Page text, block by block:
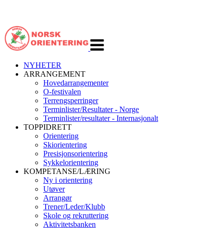
navigasjon
NYHETER
ARRANGEMENT
Hovedarrangementer
O-festivalen
Terrengsperringer
Terminlister/Resultater - Norge
Terminlister/resultater - Internasjonalt
TOPPIDRETT
Orientering
Skiorientering
Presisjonsorientering
Sykkelorientering
KOMPETANSE/LÆRING
Ny i orientering
Utøver
Arrangør
Trener/Leder/Klubb
Skole og rekruttering
Aktivitetsbanken